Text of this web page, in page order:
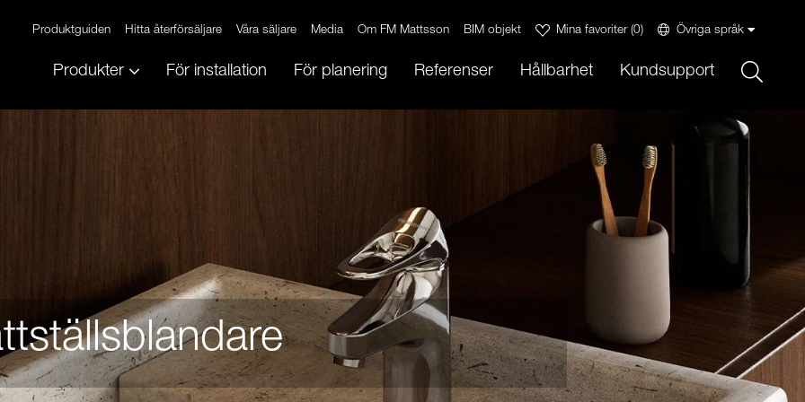
Produktguiden Hitta återförsäljare Våra säljare Media Om FM Mattsson BIM objekt Mina favoriter(0) Övriga språk
Produkter För installation För planering Referenser Hållbarhet Kundsupport